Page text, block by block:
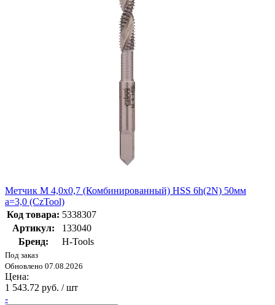
Метчик М 4,0х0,7 (Комбинированный) HSS 6h(2N) 50мм
a=3,0 (CzTool)
Код товара: 5338307
Артикул:
133040
Бренд:
H-Tools
Под заказ
Обновлено 07.08.2026
Цена:
1 543.72 руб. / шт
-